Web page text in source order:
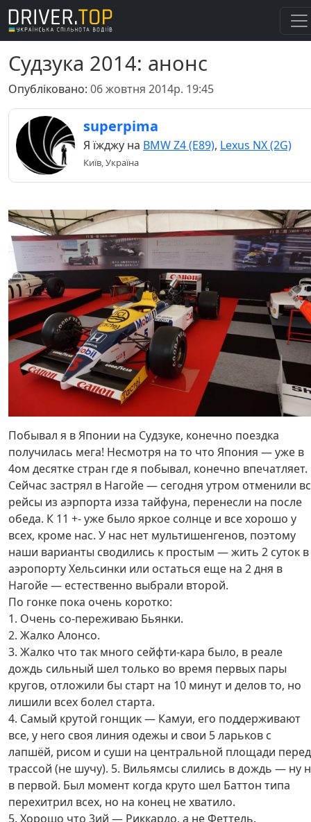
Судзука 2014: анонс
Опубліковано: 06 жовтня 2014р. 19:45
superpima
Я їжджу на BMW Z4 (E89), Lexus NX (2G)
Київ, Україна
Побывал я в Японии на Судзуке, конечно поездка
получилась мега! Несмотря на то что Япония — уже в
4ом десятке стран где я побывал, конечно впечатляет.
Сейчас застрял в Нагойе — сегодня утром отменили
рейсы из аэрпорта изза тайфуна, перенесли на после
обеда. К 11 +- уже было яркое солнце и все хорошо у
всех, кроме нас. У нас нет мультишенгенов, поэтому
наши варианты сводились к простым — жить 2 суток в
аэропорту Хельсинки или остаться еще на 2 дня в
Нагойе — естественно выбрали второй.
По гонке пока очень коротко:
1. Очень со-переживаю Бьянки.
2. Жалко Алонсо.
3. Жалко что так много сейфти-кара было, в реале
дождь сильный шел только во время первых пары
кругов, отложили бы старт на 10 минут и делов то, но
лишили всех болел старта.
4. Самый крутой гонщик — Камуи, его поддерживают
все, у него своя линия одежы и свои 5 ларьков с
лапшёй, рисом и суши на центральной площади перед
трассой (не шучу). 5. Вильямсы слились в дождь — ну
в первой. Был момент когда круто шел Баттон типа
перехитрил всех, но на конец не хватило.
5. Хорошо что 3ий — Риккардо, а не Феттель.